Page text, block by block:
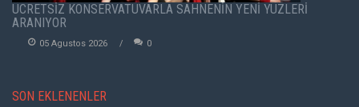
ÜCRETSİZ KONSERVATUVARLA SAHNENİN YENİ YÜZLERİ
ARANIYOR
05 Agustos 2026 0
SON EKLENENLER